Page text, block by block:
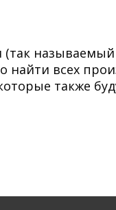
(так
найти всех
также